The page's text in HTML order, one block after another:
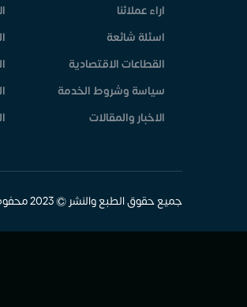
اراء عملائنا
اسئلة شائعة
القطاعات الاقتصادية
سياسة وشروط الخدمة
الاخبار والمقالات
جميع حقوق الطبع والنشر © 2023 محفوظة لـ شركة ذات